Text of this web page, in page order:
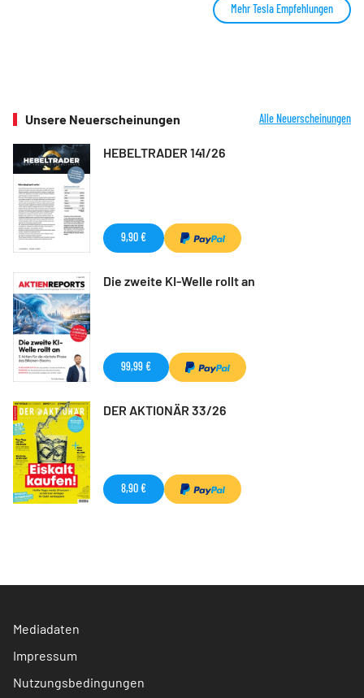
Mehr Tesla Empfehlungen
Unsere Neuerscheinungen Alle Neuerscheinungen
HEBELTRADER 141/26
9,90 €
Die zweite KI-Welle rollt an
99,99 €
DER AKTIONÄR 33/26
8,90 €
Mediadaten
Impressum
Nutzungsbedingungen